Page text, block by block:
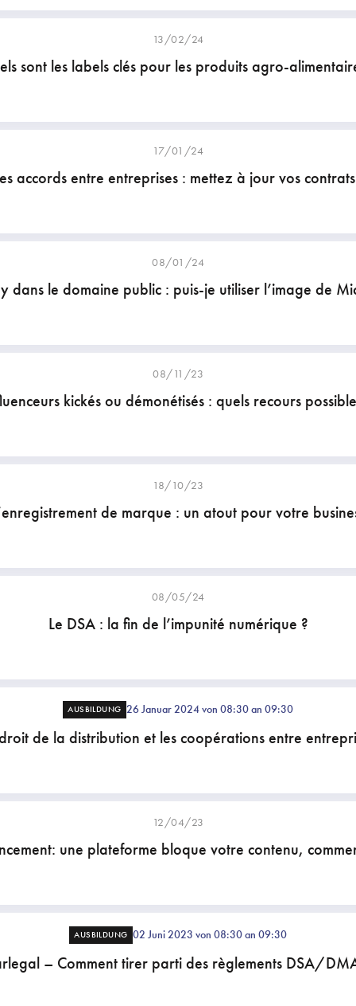
13/02/24
sont les labels clés pour les produits agro-
17/01/24
accords entre entreprises : mettez à jour vos
08/01/24
dans le domaine public : puis-je utiliser l’image de
08/11/23
kickés ou démonétisés : quels recours
18/10/23
de marque : un atout pour votre
08/05/24
Le DSA : la fin de l’impunité numérique ?
AUSBILDUNG 26 Januar 2024 von 08:30 an 09:30
de la distribution et les coopérations entre
12/04/23
une plateforme bloque votre contenu,
AUSBILDUNG 02 Juni 2023 von 08:30 an 09:30
– Comment tirer parti des règlements DSA/